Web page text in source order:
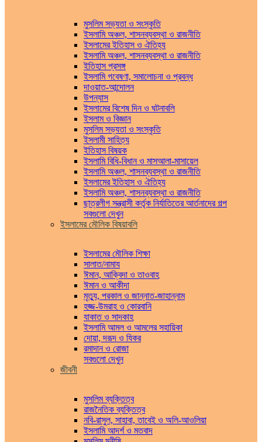
মুসলিম সভ্যতা ও সংস্কৃতি
ইসলামি অঞ্চল, শাসনব্যবস্থা ও রাজনীতি
ইসলামের ইতিহাস ও ঐতিহ্য
ইসলামি অঞ্চল, শাসনব্যবস্থা ও রাজনীতি
ইতিহাস প্রসঙ্গ
ইসলামি গবেষণা, সমালোচনা ও প্রবন্ধ
দাওয়াত-আন্দোলন
উপন্যাস
ইসলামের বিশেষ দিন ও ঘটনাবলি
ইসলাম ও বিজ্ঞান
মুসলিম সভ্যতা ও সংস্কৃতি
ইসলামী সাহিত্য
ইতিহাস বিষয়ক
ইসলামি বিধি-বিধান ও মাসআলা-মাসায়েল
ইসলামি অঞ্চল, শাসনব্যবস্থা ও রাজনীতি
ইসলামের ইতিহাস ও ঐতিহ্য
ইসলামি অঞ্চল, শাসনব্যবস্থা ও রাজনীতি
ছাত্রলীগ সন্ত্রাসী কর্তৃক নির্যাতিতের আর্তনাদের গল্প
সবগুলো দেখুন
ইসলামের মৌলিক বিষয়াবলি
ইসলামের মৌলিক শিক্ষা
সালাত/নামায
ঈমান, আক্বিদা ও তাওবাহ
ঈমান ও আকীদা
মৃত্যু, পরকাল ও জান্নাত-জাহান্নাম
হজ্জ-উমরাহ ও কোরবানি
যাকাত ও সাদকাহ
ইসলামি আমল ও আমলের সহায়িকা
দোয়া, দরূদ ও যিকর
রমাদান ও রোজা
সবগুলো দেখুন
জীবনী
মুসলিম ব্যক্তিত্ব
রাজনৈতিক ব্যক্তিত্ব
নবি-রাসুল, সাহাবা, তাবেই ও অলি-আওলিয়া
ইসলামি আদর্শ ও মতবাদ